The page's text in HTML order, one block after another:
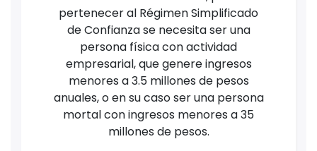
pertenecer al Régimen Simplificado
de Confianza se necesita ser una
persona física con actividad
empresarial, que genere ingresos
menores a 3.5 millones de pesos
anuales, o en su caso ser una persona
mortal con ingresos menores a 35
millones de pesos.